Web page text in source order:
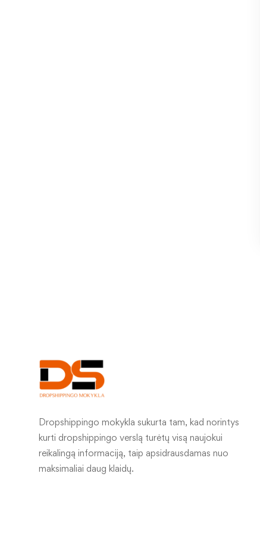
Dropshippingo mokykla sukurta tam, kad norintys
kurti dropshippingo verslą turėtų visą naujokui
reikalingą informaciją, taip apsidrausdamas nuo
maksimaliai daug klaidų.